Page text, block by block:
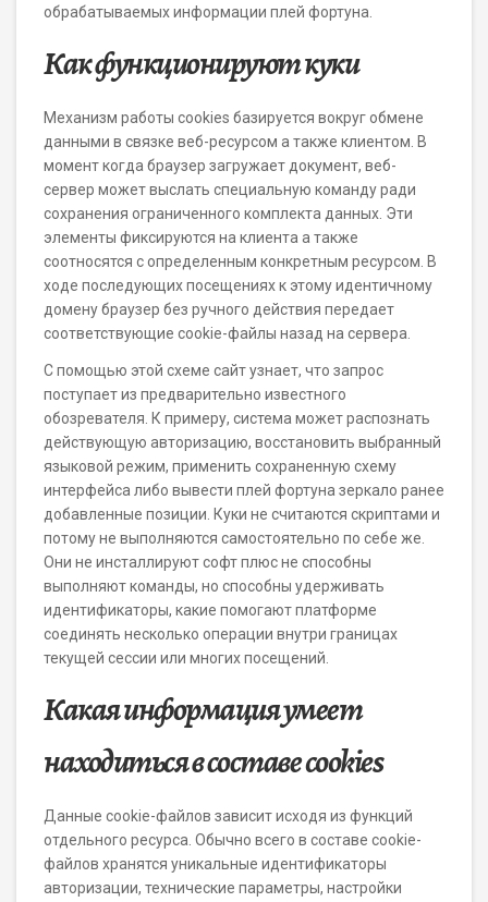
обрабатываемых информации плей фортуна.
Как функционируют куки
Механизм работы cookies базируется вокруг обмене
данными в связке веб-ресурсом а также клиентом. В
момент когда браузер загружает документ, веб-
сервер может выслать специальную команду ради
сохранения ограниченного комплекта данных. Эти
элементы фиксируются на клиента а также
соотносятся с определенным конкретным ресурсом. В
ходе последующих посещениях к этому идентичному
домену браузер без ручного действия передает
соответствующие cookie-файлы назад на сервера.
С помощью этой схеме сайт узнает, что запрос
поступает из предварительно известного
обозревателя. К примеру, система может распознать
действующую авторизацию, восстановить выбранный
языковой режим, применить сохраненную схему
интерфейса либо вывести плей фортуна зеркало ранее
добавленные позиции. Куки не считаются скриптами и
потому не выполняются самостоятельно по себе же.
Они не инсталлируют софт плюс не способны
выполняют команды, но способны удерживать
идентификаторы, какие помогают платформе
соединять несколько операции внутри границах
текущей сессии или многих посещений.
Какая информация умеет
находиться в составе cookies
Данные cookie-файлов зависит исходя из функций
отдельного ресурса. Обычно всего в составе cookie-
файлов хранятся уникальные идентификаторы
авторизации, технические параметры, настройки